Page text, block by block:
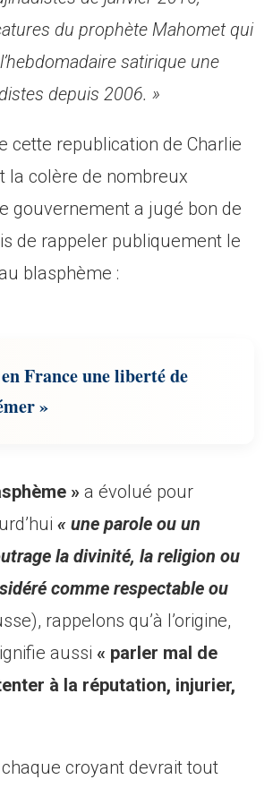
du prophète Mahomet qui
satirique une
depuis 2006. »
cette republication de Charlie
la colère de nombreux
gouvernement a jugé bon de
de rappeler publiquement le
blasphème :
France une liberté de
»
» a évolué pour
« une parole ou un
la divinité, la religion ou
comme respectable ou
rappelons qu’à l’origine,
aussi« parler mal de
à la réputation, injurier,
croyant devrait tout